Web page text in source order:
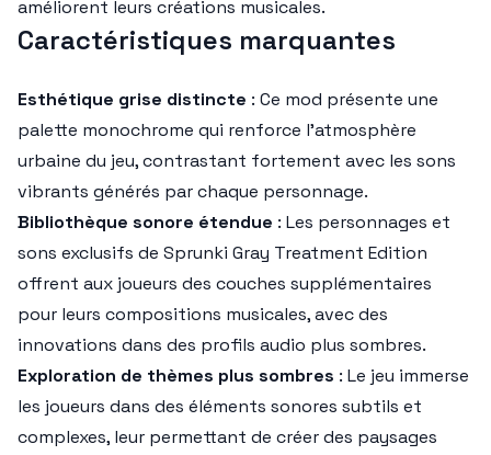
améliorent leurs créations musicales.
Caractéristiques marquantes
Esthétique grise distincte : Ce mod présente une
palette monochrome qui renforce l'atmosphère
urbaine du jeu, contrastant fortement avec les sons
vibrants générés par chaque personnage.
Bibliothèque sonore étendue : Les personnages et
sons exclusifs de Sprunki Gray Treatment Edition
offrent aux joueurs des couches supplémentaires
pour leurs compositions musicales, avec des
innovations dans des profils audio plus sombres.
Exploration de thèmes plus sombres : Le jeu immerse
les joueurs dans des éléments sonores subtils et
complexes, leur permettant de créer des paysages